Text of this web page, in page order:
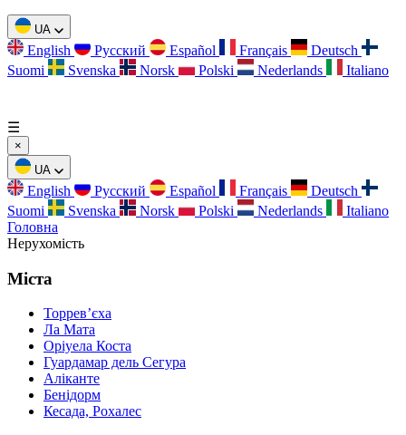
UA
English Русский Español Français
Deutsch
Suomi
Svenska Norsk Polski Nederlands Italiano
☰
×
UA
English Русский Español Français
Deutsch
Suomi
Svenska Norsk Polski Nederlands
Italiano
Головна
Нерухомість
Міста
Торревʼєха
Ла Мата
Оріуела Коста
Гуардамар дель Сегура
Аліканте
Бенідорм
Кесада, Рохалес